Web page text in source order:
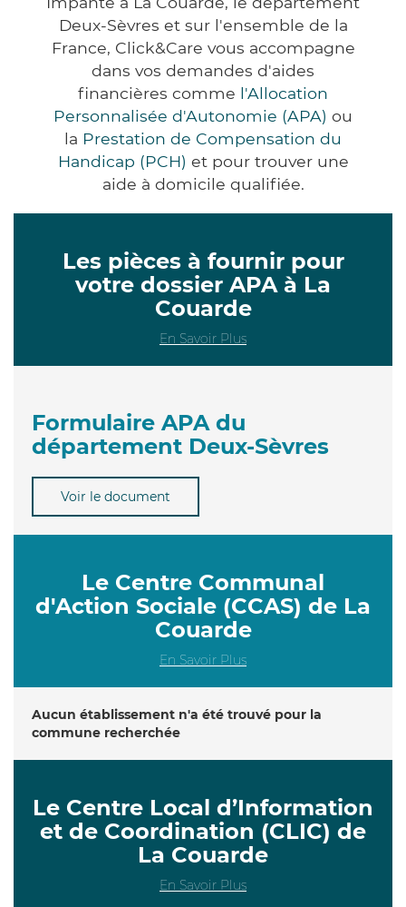
Deux-Sèvres et sur l'ensemble de la
France, Click&Care vous accompagne
dans vos demandes d'aides
financières comme l'Allocation
Personnalisée d'Autonomie (APA) ou
la Prestation de Compensation du
Handicap (PCH) et pour trouver une
aide à domicile qualifiée.
Les pièces à fournir pour
votre dossier APA à La
Couarde
En Savoir Plus
Formulaire APA du
département Deux-Sèvres
Voir le document
Le Centre Communal
d'Action Sociale (CCAS) de La
Couarde
En Savoir Plus
Aucun établissement n'a été trouvé pour la
commune recherchée
Le Centre Local d’Information
et de Coordination (CLIC) de
La Couarde
En Savoir Plus